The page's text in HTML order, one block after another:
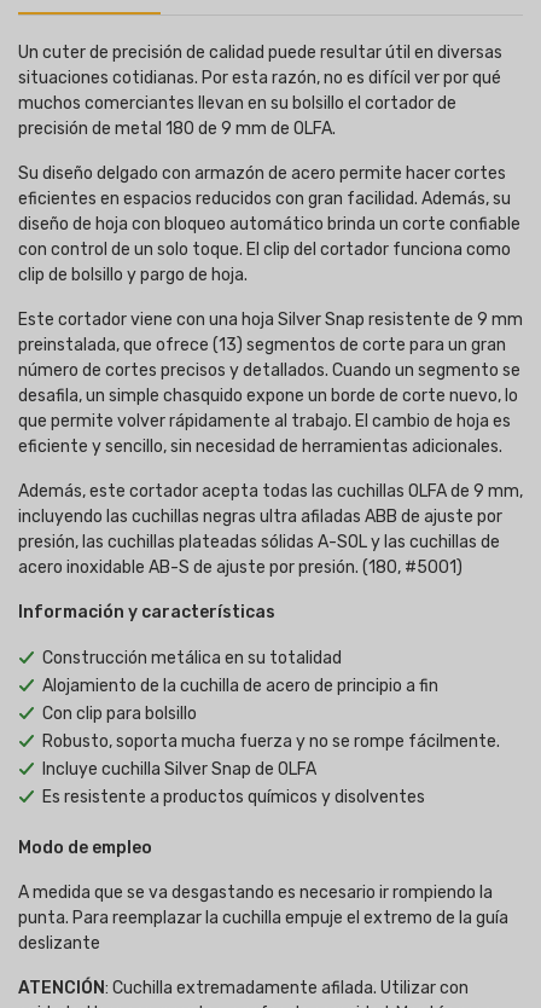
Un cuter de precisión de calidad puede resultar útil en diversas
situaciones cotidianas. Por esta razón, no es difícil ver por qué
muchos comerciantes llevan en su bolsillo el cortador de
precisión de metal 180 de 9 mm de OLFA.
Su diseño delgado con armazón de acero permite hacer cortes
eficientes en espacios reducidos con gran facilidad. Además, su
diseño de hoja con bloqueo automático brinda un corte confiable
con control de un solo toque. El clip del cortador funciona como
clip de bolsillo y pargo de hoja.
Este cortador viene con una hoja Silver Snap resistente de 9 mm
preinstalada, que ofrece (13) segmentos de corte para un gran
número de cortes precisos y detallados. Cuando un segmento se
desafila, un simple chasquido expone un borde de corte nuevo, lo
que permite volver rápidamente al trabajo. El cambio de hoja es
eficiente y sencillo, sin necesidad de herramientas adicionales.
Además, este cortador acepta todas las cuchillas OLFA de 9 mm,
incluyendo las cuchillas negras ultra afiladas ABB de ajuste por
presión, las cuchillas plateadas sólidas A-SOL y las cuchillas de
acero inoxidable AB-S de ajuste por presión. (180, #5001)
Información y características
Construcción metálica en su totalidad
Alojamiento de la cuchilla de acero de principio a fin
Con clip para bolsillo
Robusto, soporta mucha fuerza y no se rompe fácilmente.
Incluye cuchilla Silver Snap de OLFA
Es resistente a productos químicos y disolventes
Modo de empleo
A medida que se va desgastando es necesario ir rompiendo la
punta. Para reemplazar la cuchilla empuje el extremo de la guía
deslizante
ATENCIÓN: Cuchilla extremadamente afilada. Utilizar con